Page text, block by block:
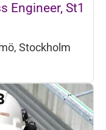
Engineer, St1
Stockholm